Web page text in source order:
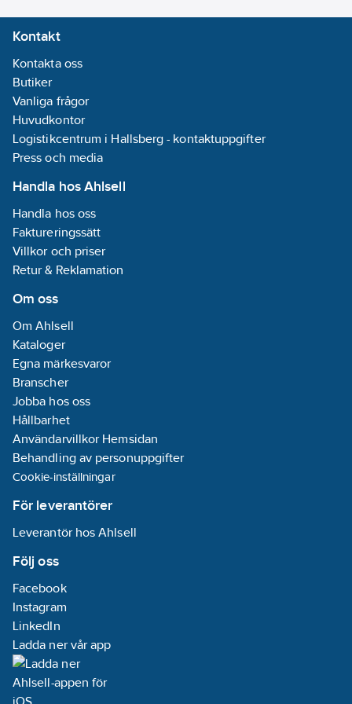
Kontakt
Kontakta oss
Butiker
Vanliga frågor
Huvudkontor
Logistikcentrum i Hallsberg - kontaktuppgifter
Press och media
Handla hos Ahlsell
Handla hos oss
Faktureringssätt
Villkor och priser
Retur & Reklamation
Om oss
Om Ahlsell
Kataloger
Egna märkesvaror
Branscher
Jobba hos oss
Hållbarhet
Användarvillkor Hemsidan
Behandling av personuppgifter
Cookie-inställningar
För leverantörer
Leverantör hos Ahlsell
Följ oss
Facebook
Instagram
LinkedIn
Ladda ner vår app